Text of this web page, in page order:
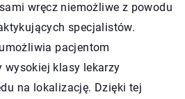
wręcz niemożliwe z powodu
specjalistów.
pacjentom
wysokiej klasy lekarzy
na lokalizację. Dzięki tej